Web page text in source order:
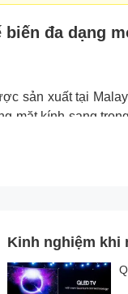
đa dạng
sản xuất tại
mặt kính sang
Kinh nghiệm khi